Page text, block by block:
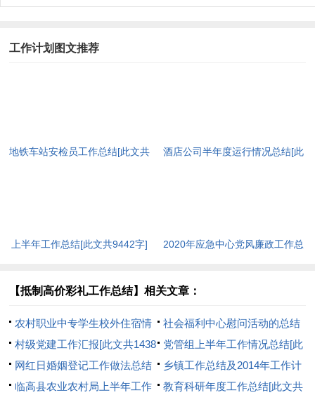
工作计划图文推荐
地铁车站安检员工作总结[此文共
酒店公司半年度运行情况总结[此
上半年工作总结[此文共9442字]
2020年应急中心党风廉政工作总
【抵制高价彩礼工作总结】相关文章：
农村职业中专学生校外住宿情
况的调查报告(精选多篇)[此文共
3887字]
社会福利中心慰问活动的总结
与反思[此文共685字]
村级党建工作汇报[此文共1438
字]
党管组上半年工作情况总结[此
文共712字]
网红日婚姻登记工作做法总结
[此文共578字]
乡镇工作总结及2014年工作计
划的报告[此文共20755字]
临高县农业农村局上半年工作 教育科研年度工作总结[此文共